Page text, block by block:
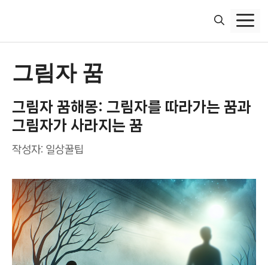
그림자 꿈
그림자 꿈해몽: 그림자를 따라가는 꿈과
그림자가 사라지는 꿈
작성자: 일상꿀팁